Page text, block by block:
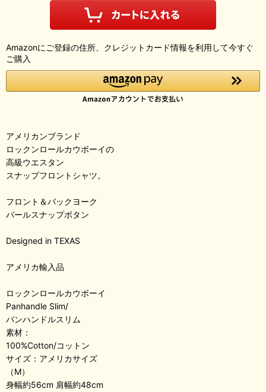
Amazonにご登録の住所、クレジットカード情報を利用して今すぐ
ご購入
アメリカンブランド
ロックンロールカウボーイの
高級ウエスタン
スナップフロントシャツ。
フロント＆バックヨーク
パールスナップボタン
Designed in TEXAS
アメリカ輸入品
ロックンロールカウボーイ
Panhandle Slim/
パンハンドルスリム
素材：
100%Cotton/コットン
サイズ：アメリカサイズ
（M）
身幅約56cm 肩幅約48cm